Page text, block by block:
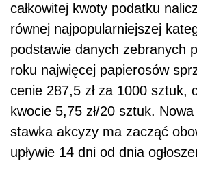
całkowitej kwoty podatku
równej najpopularniejszej
podstawie danych zebranych
roku najwięcej papierosów
cenie 287,5 zł za 1000 sztuk,
kwocie 5,75 zł/20 sztuk.
stawka akcyzy ma zacząć
upływie 14 dni od dnia